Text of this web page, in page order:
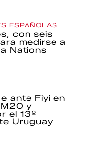
ESPAÑOLAS
con seis
medirse a
Nations
ante Fiyi en
M20 y
el 13º
Uruguay